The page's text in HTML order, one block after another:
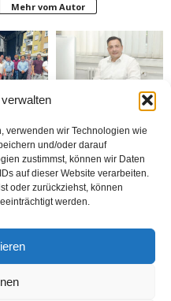
verwenden wir Technologien wie
und/oder darauf
zustimmst, können wir Daten
auf dieser Website verarbeiten.
oder zurückziehst, können
werden.
Mehr vom Autor
donduruldu
sistemi ile çalışıyor